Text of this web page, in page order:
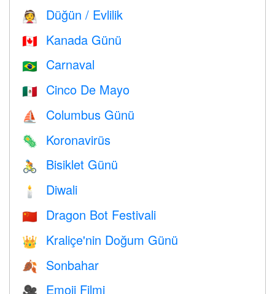
👰 Düğün / Evlilik
🇨🇦 Kanada Günü
🇧🇷 Carnaval
🇲🇽 Cinco De Mayo
⛵️ Columbus Günü
🦠 Koronavirüs
🚴 Bisiklet Günü
🕯 Diwali
🇨🇳 Dragon Bot Festivali
👑 Kraliçe'nin Doğum Günü
🍂 Sonbahar
Emoji Filmi